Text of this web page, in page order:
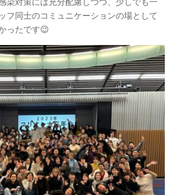
フ同士のコミュニケーションの場として
ったです😉